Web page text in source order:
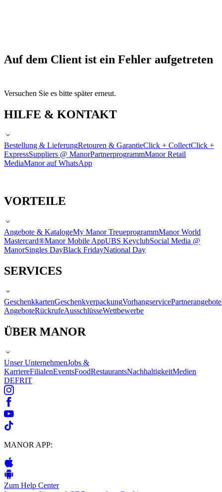
Auf dem Client ist ein Fehler aufgetreten
Versuchen Sie es bitte später erneut.
HILFE & KONTAKT
Bestellung & LieferungRetouren & GarantieClick + CollectClick +
ExpressSuppliers @ ManorPartnerprogrammManor Retail
MediaManor auf WhatsApp
VORTEILE
Angebote & KatalogeMy Manor TreueprogrammManor World
Mastercard®Manor Mobile AppUBS KeyclubSocial Media @
ManorSingles DayBlack FridayNational Day
SERVICES
GeschenkkartenGeschenkverpackungVorhangservicePartnerangebote
AngeboteRückrufeAusschlüsseWettbewerbe
ÜBER MANOR
Unser UnternehmenJobs &
KarriereFilialenEventsFoodRestaurantsNachhaltigkeitMedien
DEFRIT
MANOR APP:
Zum Help Center